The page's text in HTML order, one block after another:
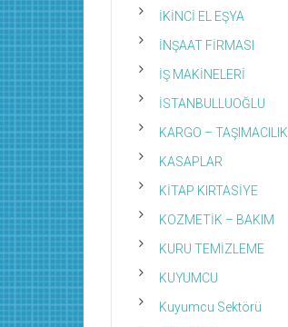
İKİNCİ EL EŞYA
İNŞAAT FİRMASI
İŞ MAKİNELERİ
İSTANBULLUOĞLU
KARGO – TAŞIMACILIK
KASAPLAR
KİTAP KIRTASİYE
KOZMETİK – BAKIM
KURU TEMİZLEME
KUYUMCU
Kuyumcu Sektörü